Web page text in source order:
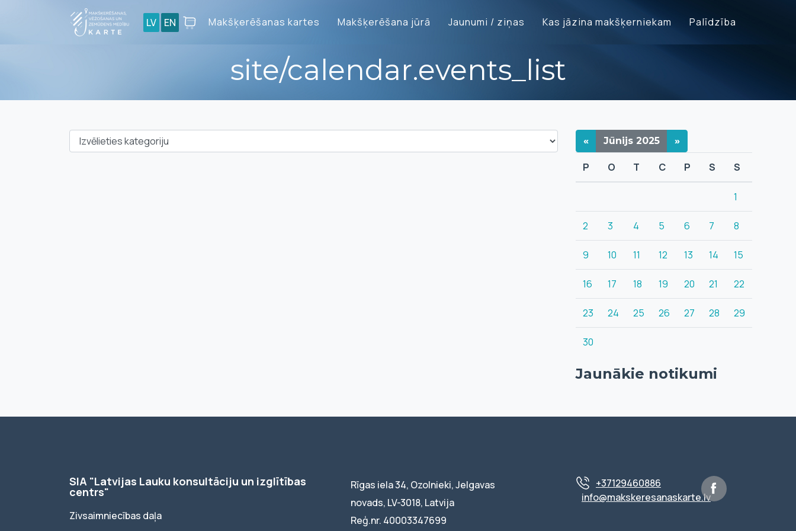
LV EN Makšķerēšanas kartes Makšķerēšana jūrā Jaunumi / ziņas Kas jāzina makšķerniekam Palīdzība
site/calendar.events_list
« Jūnijs 2025 »
P O T C P S S
1
2 3 4 5 6 7 8
9 10 11 12 13 14 15
16 17 18 19 20 21 22
23 24 25 26 27 28 29
30
Jaunākie notikumi
SIA "Latvijas Lauku konsultāciju un izglītības
centrs"
Zivsaimniecības daļa
Rīgas iela 34, Ozolnieki, Jelgavas
novads, LV-3018, Latvija
Reģ.nr. 40003347699
+37129460886
info@makskeresanaskarte.lv